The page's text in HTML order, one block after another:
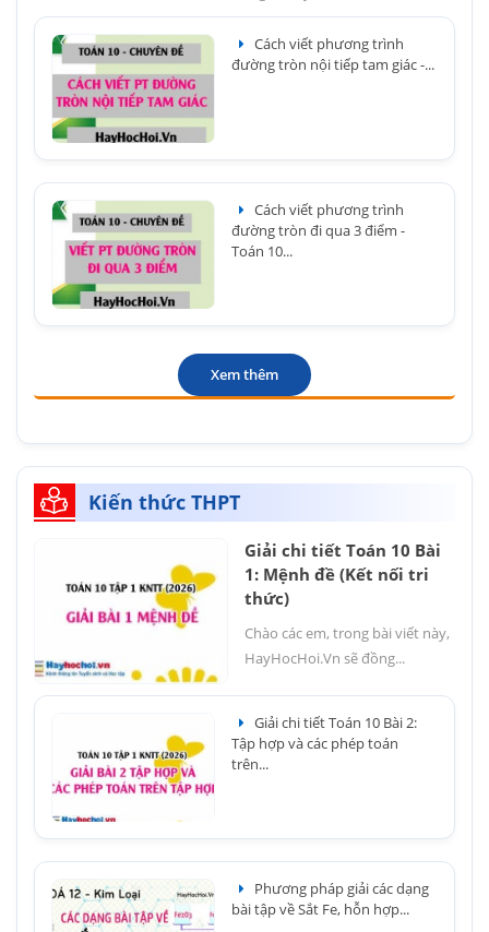
Cách viết phương trình
đường tròn nội tiếp tam giác -...
Cách viết phương trình
đường tròn đi qua 3 điểm -
Toán 10...
Xem thêm
Kiến thức THPT
Giải chi tiết Toán 10 Bài
1: Mệnh đề (Kết nối tri
thức)
Chào các em, trong bài viết này,
HayHocHoi.Vn sẽ đồng...
Giải chi tiết Toán 10 Bài 2:
Tập hợp và các phép toán
trên...
Phương pháp giải các dạng
bài tập về Sắt Fe, hỗn hợp...